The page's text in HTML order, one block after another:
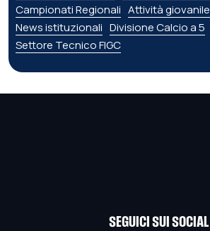
Campionati Regionali Attività giovanile
News istituzionali Divisione Calcio a 5
Settore Tecnico FIGC
SEGUICI SUI SOCIAL